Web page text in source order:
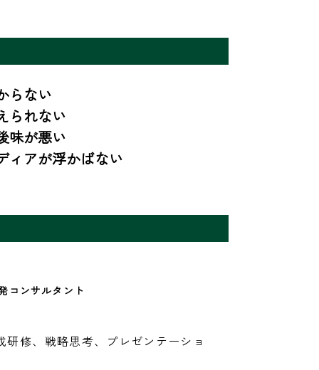
らない
られない
味が悪い
ィアが浮かばない
コンサルタント
修、戦略思考、プレゼンテーショ